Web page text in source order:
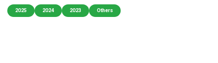
2025 2024 2023 Others